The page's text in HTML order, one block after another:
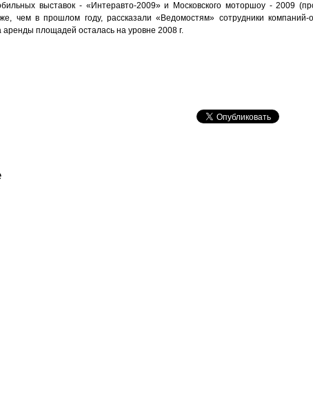
выставок - «Интеравто-2009» и Московского моторшоу - 2009
чем в прошлом году, рассказали «Ведомостям» сотрудники компаний-
площадей осталась на уровне 2008 г.